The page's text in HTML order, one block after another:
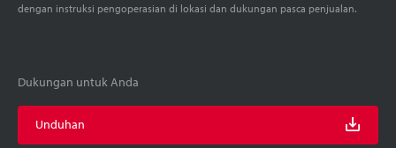
dengan instruksi pengoperasian di lokasi dan dukungan pasca penjualan.
Dukungan untuk Anda
Unduhan